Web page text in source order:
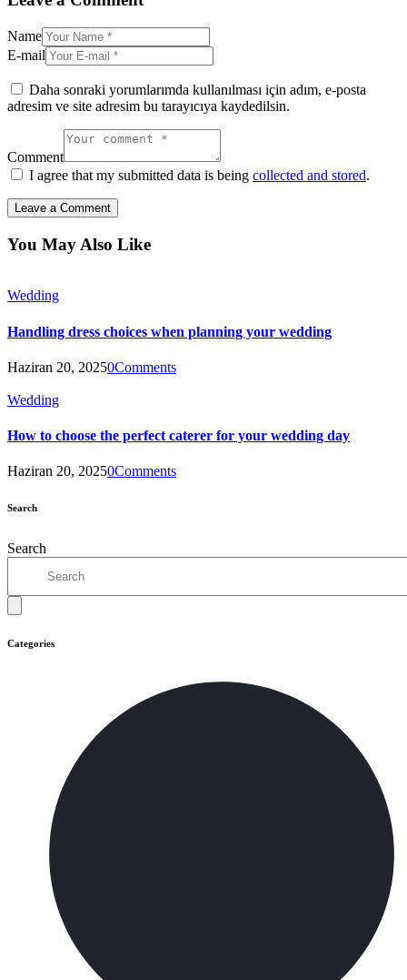
Name
E-mail
Daha sonraki yorumlarımda kullanılması için adım, e-posta
adresim ve site adresim bu tarayıcıya kaydedilsin.
Comment
I agree that my submitted data is being collected and stored.
You May Also Like
Wedding
Handling dress choices when planning your wedding
Haziran 20, 20250Comments
Wedding
How to choose the perfect caterer for your wedding day
Haziran 20, 20250Comments
Search
Search
Categories